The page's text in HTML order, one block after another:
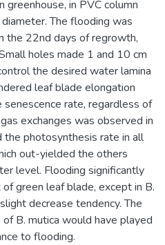
in PVC column
The flooding was
the 22nd days of regrowth,
holes made 1 and 10 cm
the desired water lamina
leaf blade elongation
rate, regardless of
exchanges was observed in
the photosynthesis rate in all
out-yielded the others
level. Flooding significantly
green leaf blade, except in B.
decrease tendency. The
B. mutica would have played
to flooding.